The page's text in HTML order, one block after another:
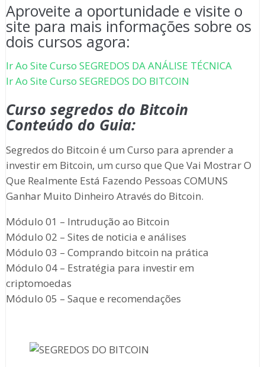
Aproveite a oportunidade e visite o
site para mais informações sobre os
dois cursos agora:
Ir Ao Site Curso SEGREDOS DA ANÁLISE TÉCNICA
Ir Ao Site Curso SEGREDOS DO BITCOIN
Curso segredos do Bitcoin
Conteúdo do Guia:
Segredos do Bitcoin é um Curso para aprender a
investir em Bitcoin, um curso que Que Vai Mostrar O
Que Realmente Está Fazendo Pessoas COMUNS
Ganhar Muito Dinheiro Através do Bitcoin.
Módulo 01 – Intrudução ao Bitcoin
Módulo 02 – Sites de noticia e análises
Módulo 03 – Comprando bitcoin na prática
Módulo 04 – Estratégia para investir em
criptomoedas
Módulo 05 – Saque e recomendações